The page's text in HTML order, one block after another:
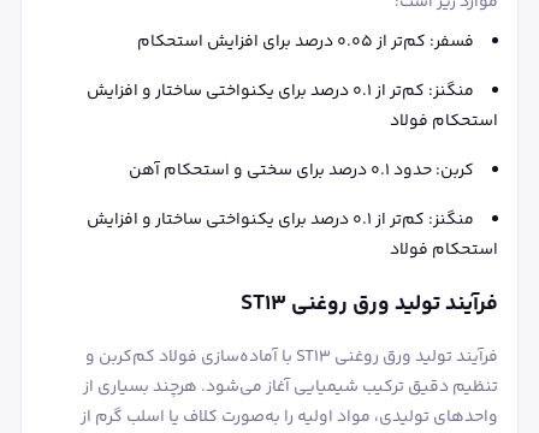
فسفر: کم‌تر از 0.05 درصد برای افزایش استحکام
منگنز: کم‌تر از 0.1 درصد برای یکنواختی ساختار و افزایش
استحکام فولاد
کربن: حدود 0.1 درصد برای سختی و استحکام آهن
منگنز: کم‌تر از 0.1 درصد برای یکنواختی ساختار و افزایش
استحکام فولاد
فرآیند تولید ورق روغنی ST13
فرآیند تولید ورق روغنی ST13 با آماده‌سازی فولاد کم‌کربن و
تنظیم دقیق ترکیب شیمیایی آغاز می‌شود. هرچند بسیاری از
واحدهای تولیدی، مواد اولیه را به‌صورت کلاف یا اسلب گرم از